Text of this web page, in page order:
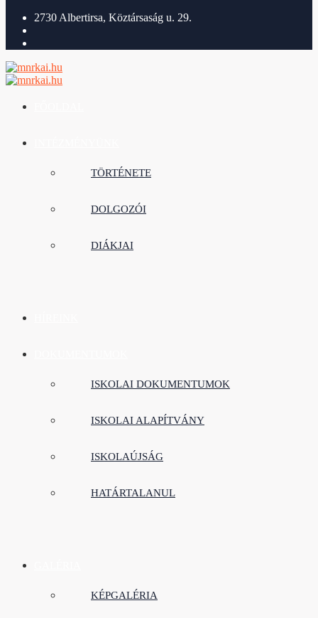
2730 Albertirsa, Köztársaság u. 29.
TÖRTÉNETE
DOLGOZÓI
DIÁKJAI
ISKOLAI DOKUMENTUMOK
ISKOLAI ALAPÍTVÁNY
ISKOLAÚJSÁG
HATÁRTALANUL
KÉPGALÉRIA